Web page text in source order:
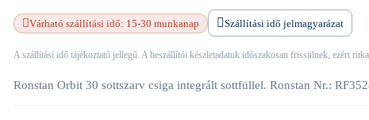
Várható szállítási idő: 15-30 munkanap Szállítási idő jelmagyarázat
A szállítási idő tájékoztató jellegű. A beszállítói készletadatok időszakosan frissülnek, ezért
Ronstan Orbit 30 sottszarv csiga integrált sottfüllel. Ronstan Nr.: